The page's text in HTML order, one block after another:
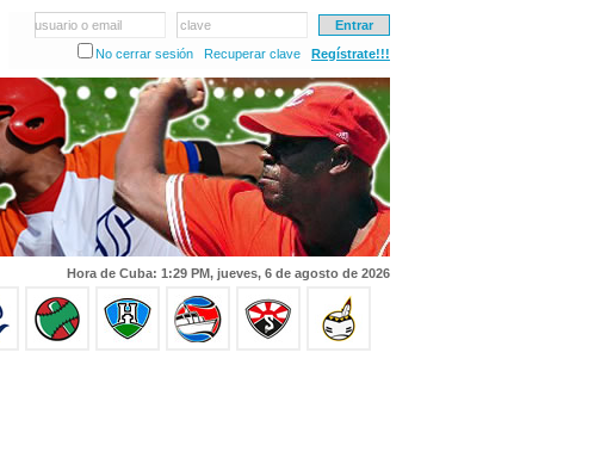
usuario o email
clave
No cerrar sesión
Recuperar clave Regístrate!!!
Hora de Cuba: 1:29 PM, jueves, 6 de agosto de 2026